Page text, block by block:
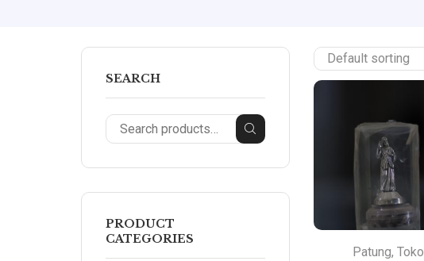
Patung,Toko
SEARCH
PRODUCT
CATEGORIES